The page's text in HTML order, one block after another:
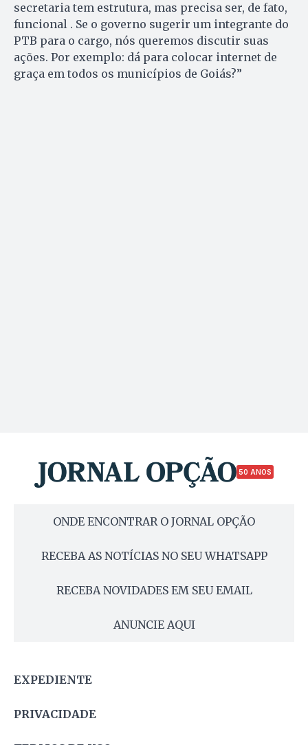
secretaria tem estrutura, mas precisa ser, de fato,
funcional . Se o governo sugerir um integrante do
PTB para o cargo, nós queremos discutir suas
ações. Por exemplo: dá para colocar internet de
graça em todos os municípios de Goiás?”
50 ANOS
ONDE ENCONTRAR O JORNAL OPÇÃO
RECEBA AS NOTÍCIAS NO SEU WHATSAPP
RECEBA NOVIDADES EM SEU EMAIL
ANUNCIE AQUI
EXPEDIENTE
PRIVACIDADE